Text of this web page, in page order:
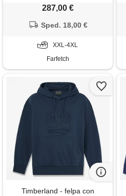
287,00 €
Sped. 18,00 €
XXL-4XL
Farfetch
Timberland - felpa con